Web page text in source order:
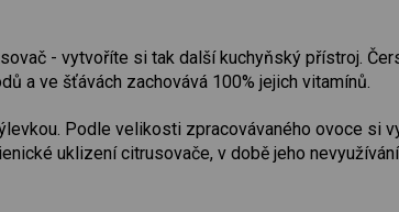
- vytvoříte si tak další kuchyňský přístroj.
a ve šťávách zachovává 100% jejich vitamínů.
Podle velikosti zpracovávaného ovoce si
uklizení citrusovače, v době jeho